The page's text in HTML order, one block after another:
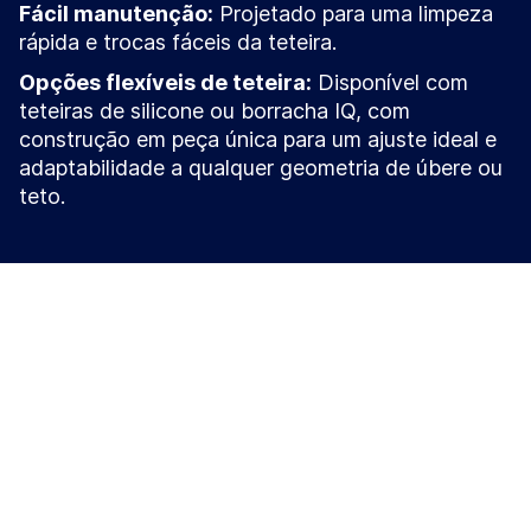
Fácil manutenção: Projetado para uma limpeza
rápida e trocas fáceis da teteira.
Opções flexíveis de teteira: Disponível com
teteiras de silicone ou borracha IQ, com
construção em peça única para um ajuste ideal e
adaptabilidade a qualquer geometria de úbere ou
teto.